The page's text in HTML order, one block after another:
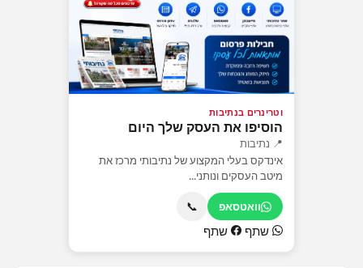
וטרינרים בנתיבות
הוסיפו את העסק שלך היום
📍 נתיבות
אינדקס בעלי המקצוע של נתיבותי מרכז את
מיטב העסקים ונותני...
וואטסאפ 📞
שתף שתף